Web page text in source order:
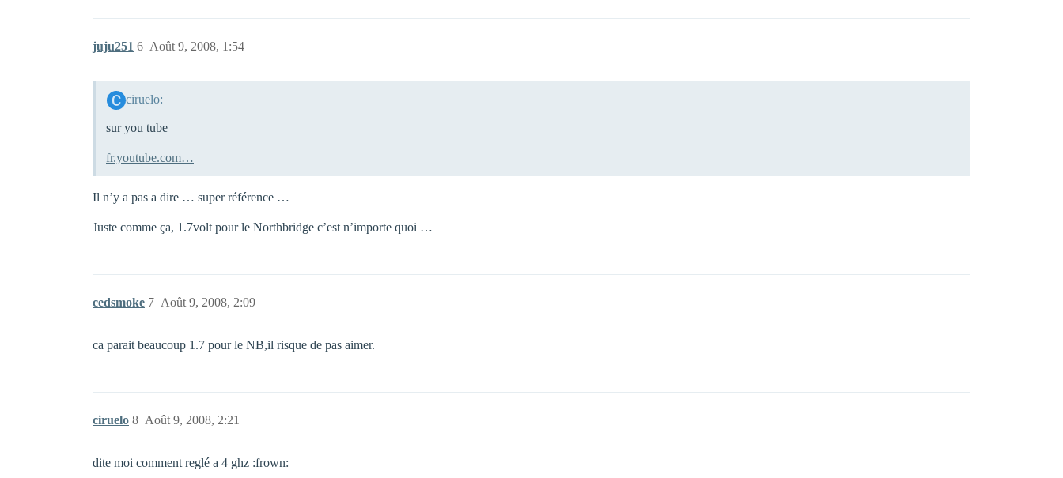
juju251 Août 9, 2008, 1:54
6
ciruelo:
sur you tube
fr.youtube.com…
Il n’y a pas a dire … super référence …
Juste comme ça, 1.7volt pour le Northbridge c’est n’importe quoi …
cedsmoke Août 9, 2008, 2:09
7
ca parait beaucoup 1.7 pour le NB,il risque de pas aimer.
ciruelo Août 9, 2008, 2:21
8
dite moi comment reglé a 4 ghz :frown: